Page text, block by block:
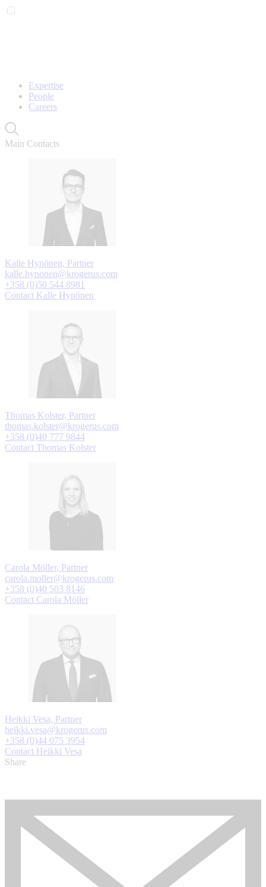
Expertise
People
Careers
Main Contacts
Kalle Hynönen, Partner
kalle.hynonen@krogerus.com
+358 (0)50 544 8981
Contact Kalle Hynönen
Thomas Kolster, Partner
thomas.kolster@krogerus.com
+358 (0)40 777 9844
Contact Thomas Kolster
Carola Möller, Partner
carola.moller@krogerus.com
+358 (0)40 503 8146
Contact Carola Möller
Heikki Vesa, Partner
heikki.vesa@krogerus.com
+358 (0)44 075 3954
Contact Heikki Vesa
Share